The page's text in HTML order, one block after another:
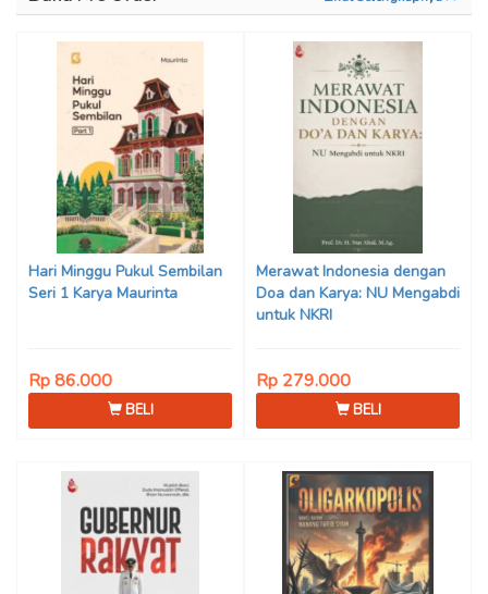
Hari Minggu Pukul Sembilan
Seri 1 Karya Maurinta
Rp 86.000
BELI
Merawat Indonesia dengan
Doa dan Karya: NU Mengabdi
untuk NKRI
Rp 279.000
BELI